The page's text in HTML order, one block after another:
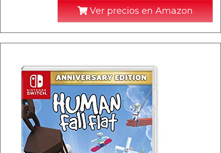
Ver precios en Amazon